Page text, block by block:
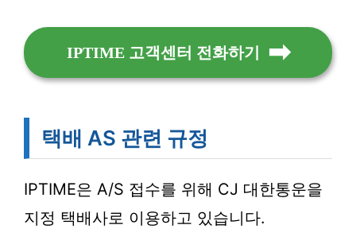
IPTIME 고객센터 전화하기
택배 AS 관련 규정
IPTIME은 A/S 접수를 위해 CJ 대한통운을
지정 택배사로 이용하고 있습니다.